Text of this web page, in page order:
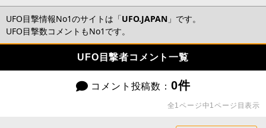
UFO目撃情報No1のサイトは「UFO.JAPAN 」です。
UFO目撃数コメントもNo1です。
UFO目撃者コメント一覧
コメント投稿数： 0件
全1ページ中1ページ目表示